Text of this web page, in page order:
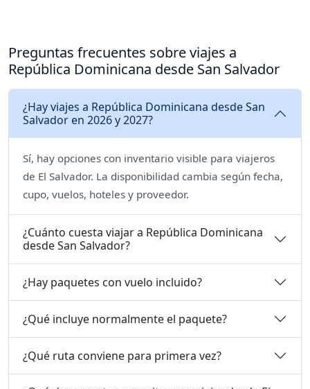
Preguntas frecuentes sobre viajes a
República Dominicana desde San Salvador
¿Hay viajes a República Dominicana desde San
Salvador en 2026 y 2027?
Sí, hay opciones con inventario visible para viajeros
de El Salvador. La disponibilidad cambia según fecha,
cupo, vuelos, hoteles y proveedor.
¿Cuánto cuesta viajar a República Dominicana
desde San Salvador?
¿Hay paquetes con vuelo incluido?
¿Qué incluye normalmente el paquete?
¿Qué ruta conviene para primera vez?